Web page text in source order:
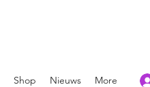
Shop Nieuws More